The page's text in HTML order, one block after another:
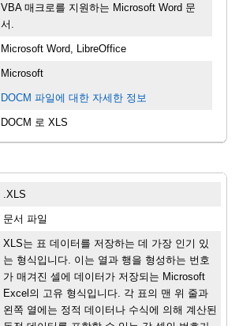
VBA 매크로를 지원하는 Microsoft Word 문
서.
Microsoft Word, LibreOffice
Microsoft
DOCM 파일에 대한 자세한 정보
DOCM 로 XLS
.XLS
문서 파일
XLS는 표 데이터를 저장하는 데 가장 인기 있
는 형식입니다. 이는 열과 행을 형성하는 번호
가 매겨진 셀에 데이터가 저장되는 Microsoft
Excel의 고유 형식입니다. 각 표의 맨 위 줄과
왼쪽 열에는 정적 데이터나 수식에 의해 계산된